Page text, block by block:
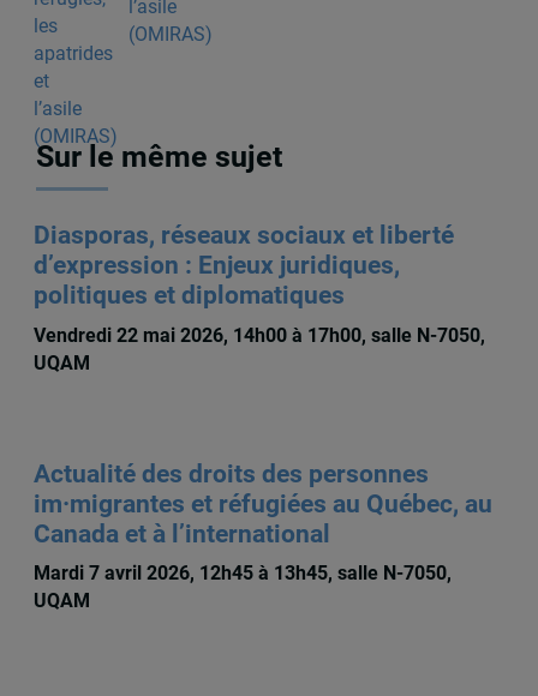
l’asile
(OMIRAS)
Sur le même sujet
Diasporas, réseaux sociaux et liberté
d’expression : Enjeux juridiques,
politiques et diplomatiques
Vendredi 22 mai 2026, 14h00 à 17h00, salle N-7050,
UQAM
Actualité des droits des personnes
im·migrantes et réfugiées au Québec, au
Canada et à l’international
Mardi 7 avril 2026, 12h45 à 13h45, salle N-7050,
UQAM